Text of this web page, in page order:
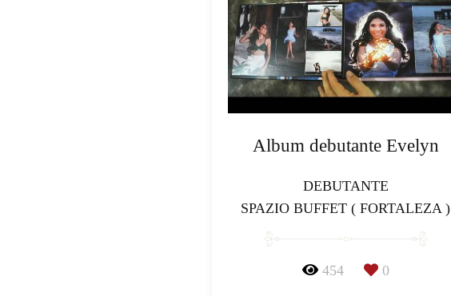
Album debutante Evelyn
DEBUTANTE
SPAZIO BUFFET ( FORTALEZA )
454 0